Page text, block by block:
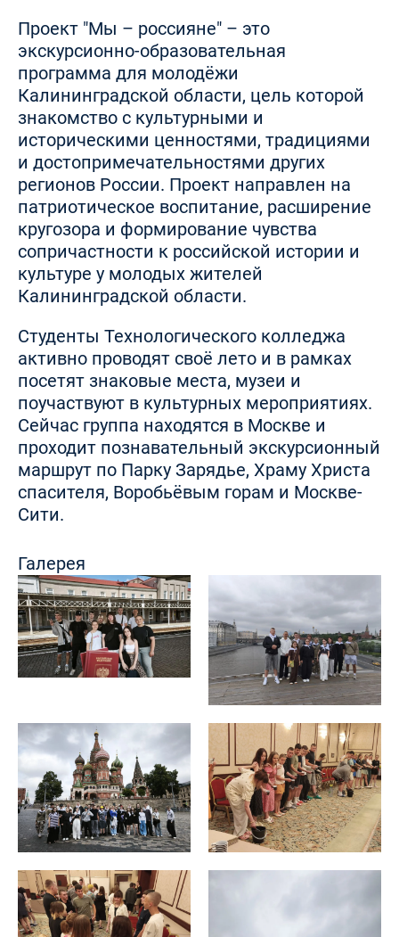
Проект "Мы – россияне" – это
экскурсионно-образовательная
программа для молодёжи
Калининградской области, цель которой
знакомство с культурными и
историческими ценностями, традициями
и достопримечательностями других
регионов России. Проект направлен на
патриотическое воспитание, расширение
кругозора и формирование чувства
сопричастности к российской истории и
культуре у молодых жителей
Калининградской области.
Студенты Технологического колледжа
активно проводят своё лето и в рамках
посетят знаковые места, музеи и
поучаствуют в культурных мероприятиях.
Сейчас группа находятся в Москве и
проходит познавательный экскурсионный
маршрут по Парку Зарядье, Храму Христа
спасителя, Воробьёвым горам и Москве-
Сити.
Галерея